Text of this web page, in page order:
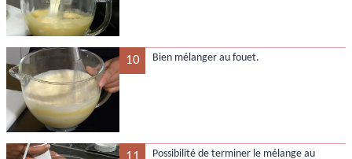
10 Bien mélanger au fouet.
11 Possibilité de terminer le mélange au